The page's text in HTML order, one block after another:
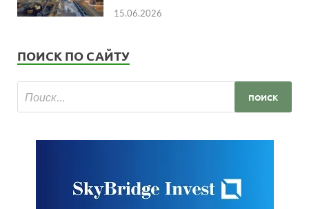
15.06.2026
ПОИСК ПО САЙТУ